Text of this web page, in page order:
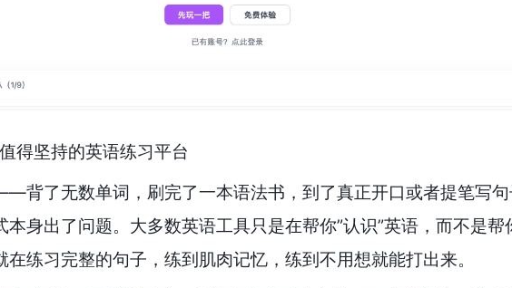
得坚持的英语练习平台
背了无数单词，刷完了一本语法书，到了真正开口或者提笔写
身出了问题。大多数英语工具只是在帮你”认识”英语，而不是帮
练习完整的句子，练到肌肉记忆，练到不用想就能打出来。